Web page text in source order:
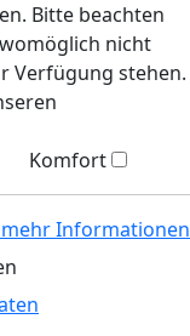
Bitte beachten
nicht
Verfügung stehen.
Komfort
mehr Informationen